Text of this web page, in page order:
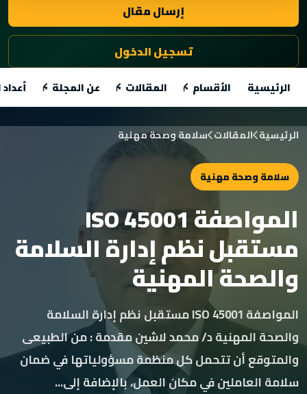
إرسال مقال
تسجيل الدخول
الرئيسية الأقسام المقالات عن المجلة
الرئيسية المقالات سلامة وصحة مهنية
سلامة وصحة مهنية
المواصفة ISO 45001
مستقبل نظم إدارة السلامة
والصحة المهنية
المواصفة ISO 45001 مستقبل نظم إدارة السلامة
والصحة المهنية د/ محمد لاشين مقدمة : من الطبيعى
والمتوقع أن تتحمل كل منظمة مسؤولياتها في ضمان
سلامة العاملين في مكان العمل، بالإضافة إلى...